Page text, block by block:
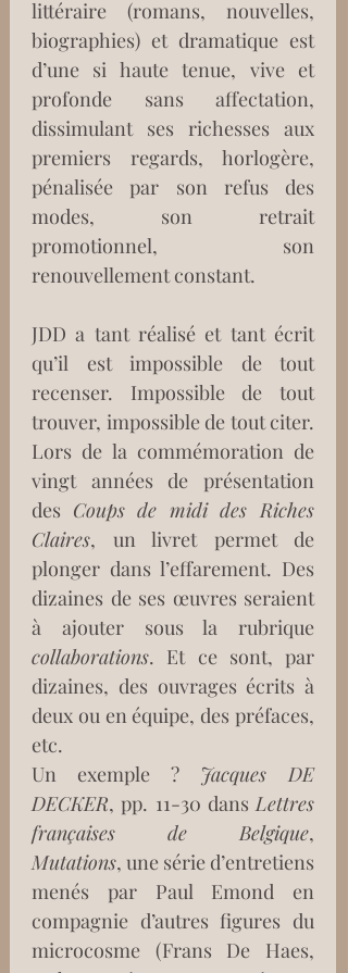
littéraire (romans, nouvelles,
biographies) et dramatique est
d’une si haute tenue, vive et
profonde sans affectation,
dissimulant ses richesses aux
premiers regards, horlogère,
pénalisée par son refus des
modes, son retrait
promotionnel, son
renouvellement constant.
JDD a tant réalisé et tant écrit
qu’il est impossible de tout
recenser. Impossible de tout
trouver, impossible de tout citer.
Lors de la commémoration de
vingt années de présentation
des Coups de midi des Riches
Claires, un livret permet de
plonger dans l’effarement. Des
dizaines de ses œuvres seraient
collaborations. Et ce sont, par
dizaines, des ouvrages écrits à
deux ou en équipe, des préfaces,
etc.
Un exemple ? Jacques DE
DECKER, pp. 11-30 dans Lettres
françaises de Belgique
Mutations, une série d’entretiens
menés par Paul Emond en
compagnie d’autres figures du
microcosme (Frans De Haes,